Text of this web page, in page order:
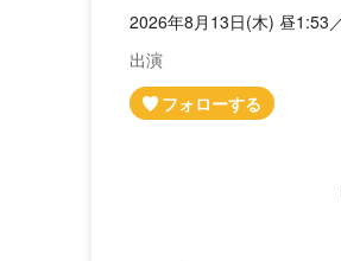
2026年8月13日(木) 昼1:53
出演